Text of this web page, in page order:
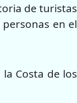
de turistas
en el
Costa de los